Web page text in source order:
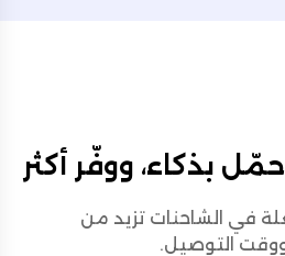
بذكاء، ووفّر أكثر
في الشاحنات تزيد من
ووقت التوصيل.